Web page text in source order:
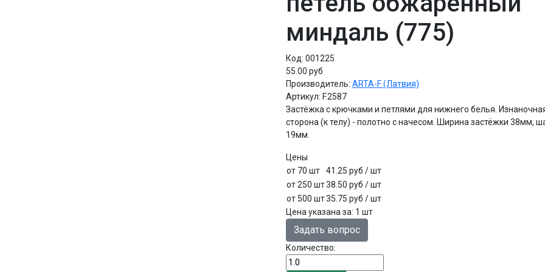
миндаль (775)
Код:001225
55.00 руб
Производитель:ARTA-F (Латвия)
Артикул:F.2587
Застёжка с крючками и петлями для нижнего белья.
сторона (к телу) - полотно с начесом. Ширина застёжки 38мм,
19мм.
Цены
от 70 шт
41.25 руб/ шт
от 250 шт38.50 руб/ шт
от 500 шт35.75 руб/ шт
Цена указана за: 1 шт
Задать вопрос
Количество: